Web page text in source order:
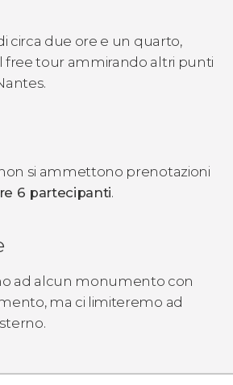
circa due ore e un quarto,
free tour ammirando altri punti
si ammettono prenotazioni
6 partecipanti.
ad alcun monumento con
ma ci limiteremo ad